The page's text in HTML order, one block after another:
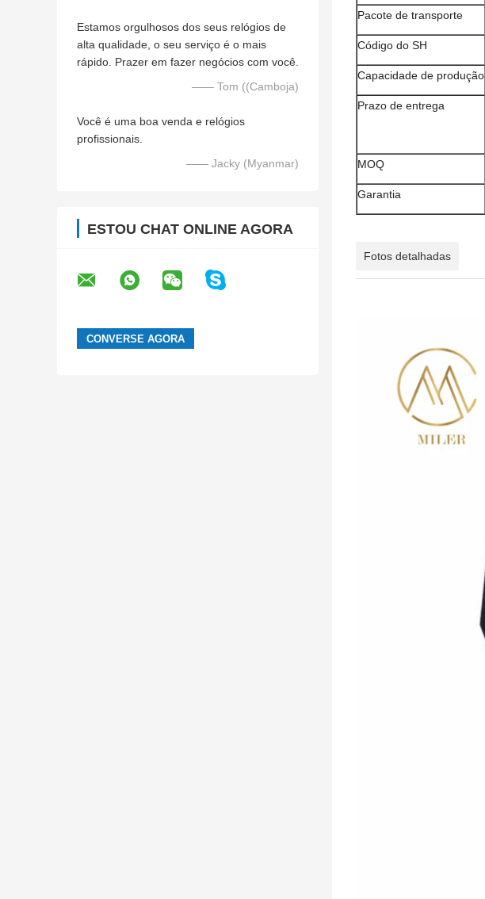
Estamos orgulhosos dos seus relógios de
alta qualidade, o seu serviço é o mais
rápido. Prazer em fazer negócios com você.
—— Tom ((Camboja)
Você é uma boa venda e relógios
profissionais.
—— Jacky (Myanmar)
ESTOU CHAT ONLINE AGORA
Pacote de transporte
Código do SH
Capacidade de produção
Prazo de entrega
MOQ
Garantia
Fotos detalhadas